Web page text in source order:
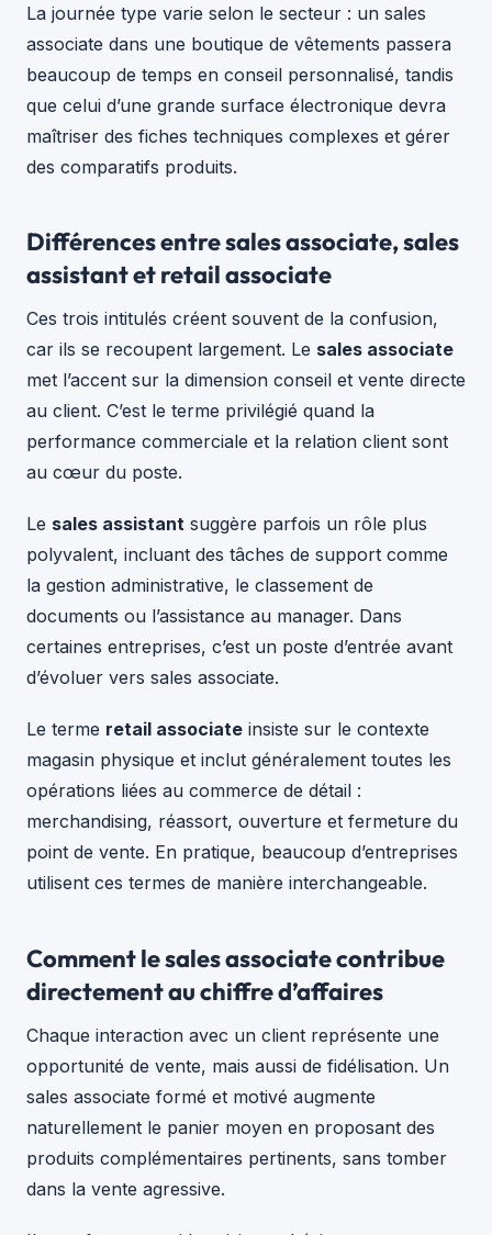
La journée type varie selon le secteur : un sales
associate dans une boutique de vêtements passera
beaucoup de temps en conseil personnalisé, tandis
que celui d’une grande surface électronique devra
maîtriser des fiches techniques complexes et gérer
des comparatifs produits.
Différences entre sales associate, sales
assistant et retail associate
Ces trois intitulés créent souvent de la confusion,
car ils se recoupent largement. Le sales associate
met l’accent sur la dimension conseil et vente directe
au client. C’est le terme privilégié quand la
performance commerciale et la relation client sont
au cœur du poste.
Le sales assistant suggère parfois un rôle plus
polyvalent, incluant des tâches de support comme
la gestion administrative, le classement de
documents ou l’assistance au manager. Dans
certaines entreprises, c’est un poste d’entrée avant
d’évoluer vers sales associate.
Le terme retail associate insiste sur le contexte
magasin physique et inclut généralement toutes les
opérations liées au commerce de détail :
merchandising, réassort, ouverture et fermeture du
point de vente. En pratique, beaucoup d’entreprises
utilisent ces termes de manière interchangeable.
Comment le sales associate contribue
directement au chiffre d’affaires
Chaque interaction avec un client représente une
opportunité de vente, mais aussi de fidélisation. Un
sales associate formé et motivé augmente
naturellement le panier moyen en proposant des
produits complémentaires pertinents, sans tomber
dans la vente agressive.